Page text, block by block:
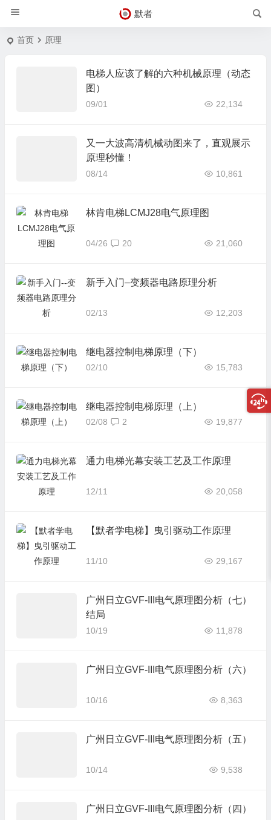
默者
首页 原理
电梯人应该了解的六种机械原理（动态
图）
09/01 22,134
又一大波高清机械动图来了，直观展示
原理秒懂！
08/14 10,861
林肯电梯LCMJ28电气原理图
04/26 21,060
20
新手入门–变频器电路原理分析
02/13 12,203
继电器控制电梯原理（下）
02/10 15,783
继电器控制电梯原理（上）
02/08 19,877
2
通力电梯光幕安装工艺及工作原理
12/11 20,058
【默者学电梯】曳引驱动工作原理
11/10 29,167
广州日立GVF-III电气原理图分析（七）
结局
10/19 11,878
广州日立GVF-III电气原理图分析（六）
10/16 8,363
广州日立GVF-III电气原理图分析（五）
10/14 9,538
广州日立GVF-III电气原理图分析（四）